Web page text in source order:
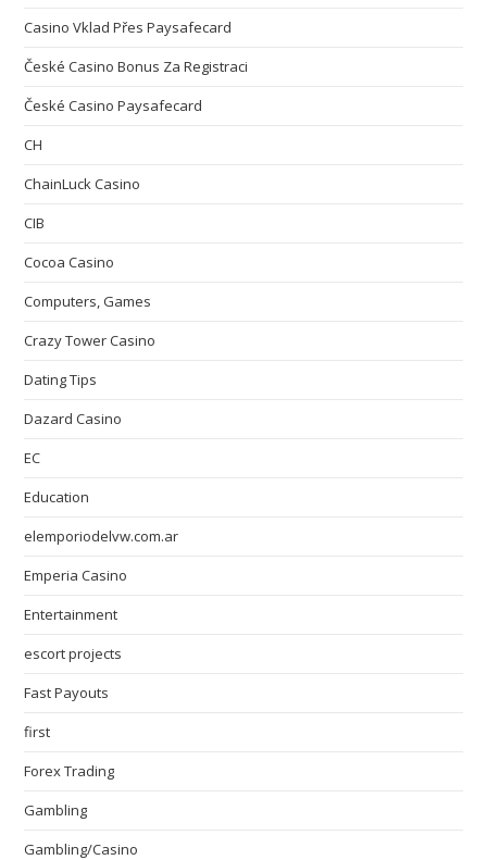
Casino Vklad Přes Paysafecard
České Casino Bonus Za Registraci
České Casino Paysafecard
CH
ChainLuck Casino
CIB
Cocoa Casino
Computers, Games
Crazy Tower Сasino
Dating Tips
Dazard Casino
EC
Education
elemporiodelvw.com.ar
Emperia Casino
Entertainment
escort projects
Fast Payouts
first
Forex Trading
Gambling
Gambling/Casino